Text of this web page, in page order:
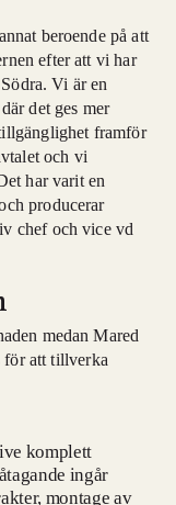
beroende på att
efter att vi har
Vi är en
det ges mer
framför
och vi
har varit en
producerar
chef och vice vd
medan Mared
för att tillverka
komplett
ingår
montage av